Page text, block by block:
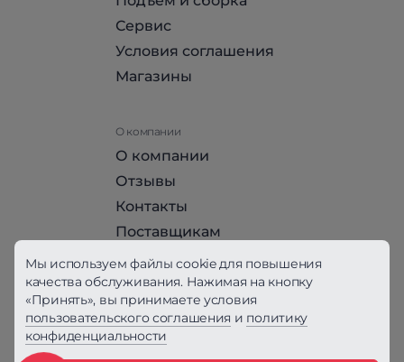
Сервис
Условия соглашения
Магазины
О компании
О компании
Отзывы
Контакты
Поставщикам
Стать партнером HomeHit
Политика конфиденциальности
Вся информация на сайте, за исключением
Мы используем файлы cookie для повышения
качества обслуживания. Нажимая на кнопку
«Принять», вы принимаете условия
пользовательского соглашения и политику
конфиденциальности